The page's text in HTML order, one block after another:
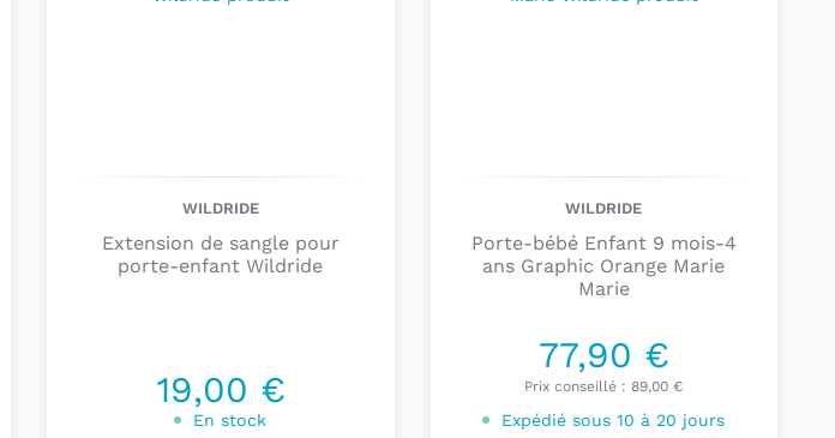
confortablement où que vous soyez. Avec Wildride, dites adieu aux
poussettes encombrantes et profitez pleinement de vos aventures en
plein air, en toute simplicité et en toute sécurité.
WILDRIDE
Extension de sangle pour
porte-enfant Wildride
19,00 €
En stock
WILDRIDE
Porte-bébé Enfant 9 mois-4
ans Graphic Orange Marie
Marie
77,90 €
Prix conseillé : 89,00 €
Expédié sous 10 à 20 jours